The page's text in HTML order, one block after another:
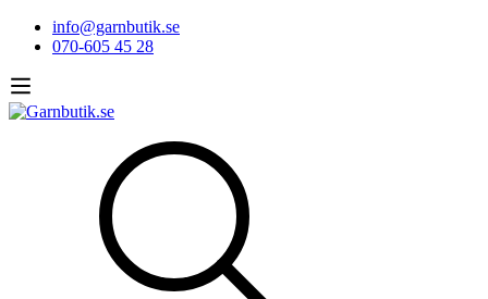
info@garnbutik.se
070-605 45 28